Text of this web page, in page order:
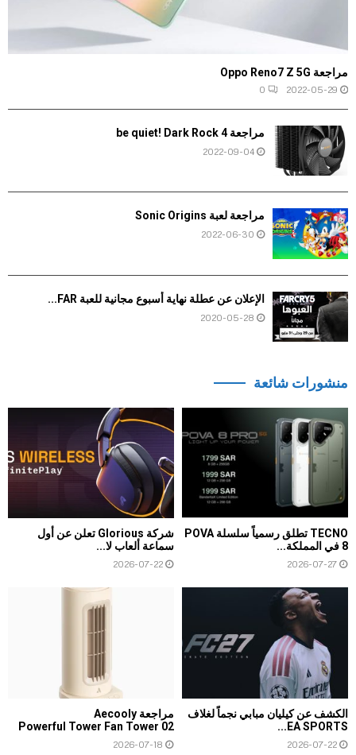
مراجعة Oppo Reno7 Z 5G
2022-05-29
0
مراجعة be quiet! Dark Rock 4
2022-09-04
مراجعة لعبة Sonic Origins
2022-06-30
الإعلان عن عطلة نهاية أسبوع مجانية للعبة FAR...
2020-05-28
منشورات شائعة
TECNO تطلق رسمياً سلسلة POVA
8 في المملكة...
2026-07-27
شركة Glorious تعلن عن أول
سماعة ألعاب لا...
2026-07-22
الكشف عن كيليان مبابي نجماً لغلاف
EA SPORTS...
2026-07-22
مراجعة Aecooly
Powerful Tower Fan Tower 02
2026-07-18